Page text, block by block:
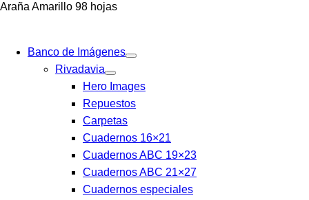
Araña Amarillo 98 hojas
Banco de Imágenes
Rivadavia
Hero Images
Repuestos
Carpetas
Cuadernos 16×21
Cuadernos ABC 19×23
Cuadernos ABC 21×27
Cuadernos especiales